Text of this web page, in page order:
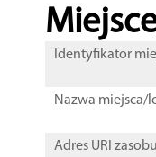
Identyfikator
Nazwa miejsca/
Adres URI